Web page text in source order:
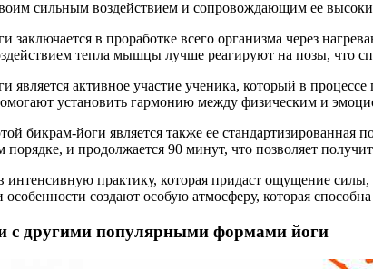
сильным воздействием и сопровождающим ее
заключается в проработке всего организма через
тепла мышцы лучше реагируют на позы, что
активное участие ученика, который в
установить гармонию между физическим и
бикрам-йоги является также ее стандартизированная
и продолжается 90 минут, что позволяет
интенсивную практику, которая придаст ощущение
создают особую атмосферу, которая
с другими популярными формами йоги